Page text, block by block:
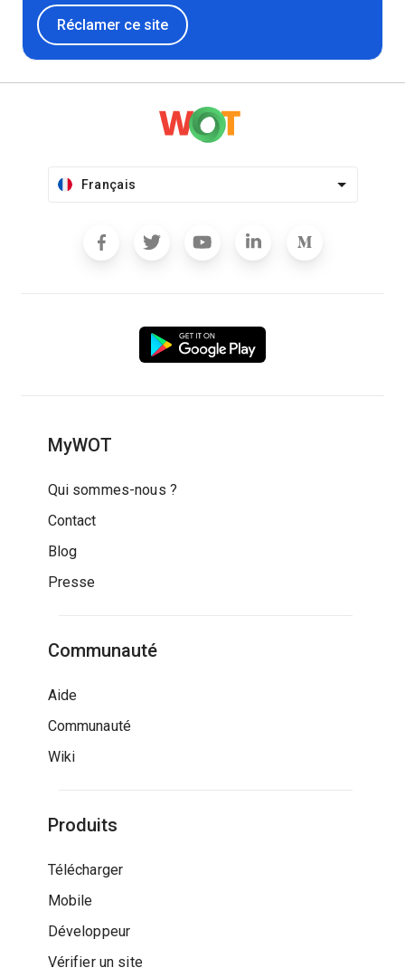
Réclamer ce site
Français
MyWOT
Qui sommes-nous ?
Contact
Blog
Presse
Communauté
Aide
Communauté
Wiki
Produits
Télécharger
Mobile
Développeur
Vérifier un site